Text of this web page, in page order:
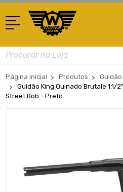
Busca
Página inicial Produtos Guidão
Guidão King Quinado Brutale
Street Bob - Preto